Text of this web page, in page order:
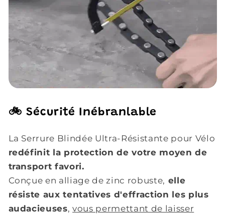
🚲 Sécurité Inébranlable
La Serrure Blindée Ultra-Résistante pour Vélo
redéfinit la protection de votre moyen de
transport favori.
Conçue en alliage de zinc robuste, elle
résiste aux tentatives d'effraction les plus
audacieuses,vous permettant de laisser